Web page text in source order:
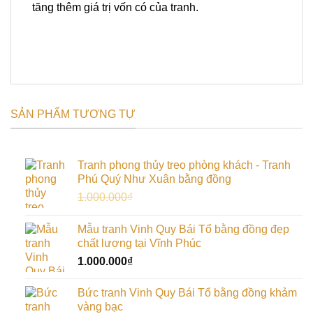
tăng thêm giá trị vốn có của tranh.
SẢN PHẨM TƯƠNG TỰ
Tranh phong thủy treo phòng khách - Tranh
Phú Quý Như Xuân bằng đồng
1.000.000₫
là:
1.000.000₫.
tại
là:
Mẫu tranh Vinh Quy Bái Tổ bằng đồng đẹp
chất lượng tại Vĩnh Phúc
1.000.000₫
Bức tranh Vinh Quy Bái Tổ bằng đồng khảm
vàng bạc